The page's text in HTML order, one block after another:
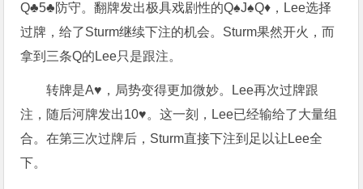
Q♣5♣防守。翻牌发出极具戏剧性的Q♠J♠Q♦，Lee选择
过牌，给了Sturm继续下注的机会。Sturm果然开火，而
拿到三条Q的Lee只是跟注。
转牌是A♥，局势变得更加微妙。Lee再次过牌跟
注，随后河牌发出10♥。这一刻，Lee已经输给了大量组
合。在第三次过牌后，Sturm直接下注到足以让Lee全
下。